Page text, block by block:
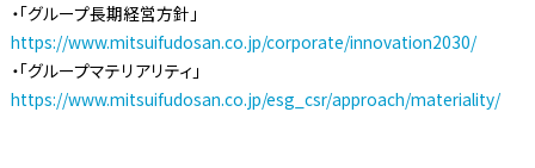
・「グループ長期経営方針」
https://www.mitsuifudosan.co.jp/corporate/innovation2030/
・「グループマテリアリティ」
https://www.mitsuifudosan.co.jp/esg_csr/approach/materiality/